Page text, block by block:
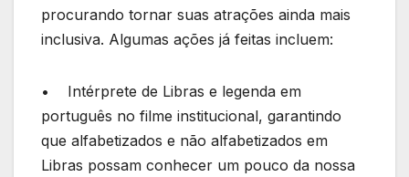
procurando tornar suas atrações ainda mais
inclusiva. Algumas ações já feitas incluem:
• Intérprete de Libras e legenda em
português no filme institucional, garantindo
que alfabetizados e não alfabetizados em
Libras possam conhecer um pouco da nossa